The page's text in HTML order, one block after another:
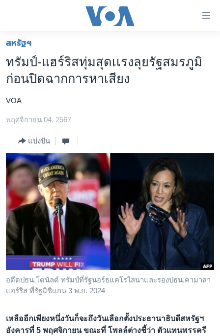
ต่อ
ไป
เนื้อหา
ข้าม
ไป
ข้าม
ไป
การ
ค้นหา
หน้าหลัก
โลก
เอเชีย
สหรัฐฯ
ไทย
ธุรกิจ
วิทยาศาสตร์
สังคมและสุขภาพ
ไลฟ์สไตล์
ตรวจสอบข่าว
เรียนรู้ภาษาอังกฤษ
พอดคาสต์
ติดตามเรา
เลือกภาษา
สหรัฐฯ
ทรัมป์-แฮร์ริสทุ่มสุดเเรงลุยรัฐสมรภูมิ
ก่อนปิดฉากการหาเสียง
VOA
พฤศจิกายน 04, 2567
แบ่งปัน
อดีตปธน.โดนัลด์ ทรัมป์ที่รัฐนอร์ธแคโรไลนาและรองปธน.คามาลา
แฮร์ริส ที่รัฐมิชิแกน 3 พ.ย. 2024
เหลืออีกเพียงหนึ่งวันก็จะถึงวันเลือกตั้งประธานาธิบดีสหรัฐฯ
อังคารที่ 5 พฤศจิกายน ขณะที่ โพลล์ต่างชี้ว่า ตัวเเทนพรรครี